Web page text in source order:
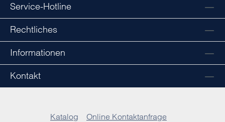
Service-Hotline
Rechtliches
Informationen
Kontakt
Katalog
Online Kontaktanfrage